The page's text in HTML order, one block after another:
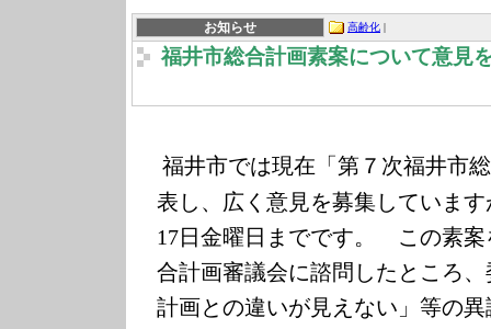
お知らせ 高齢化
福井市総合計画素案について意見
福井市では現在「第７次福井市
表し、広く意見を募集していま
17日金曜日までです。
この素案
合計画審議会に諮問したところ
計画との違いが見えない」等の